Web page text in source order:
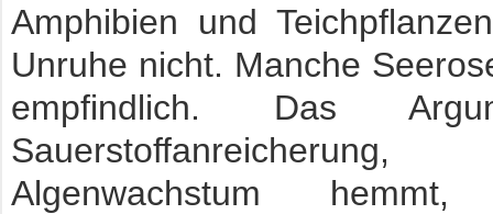
Amphibien und
Unruhe nicht. Manche
empfindlich. Das
Algenwachstum